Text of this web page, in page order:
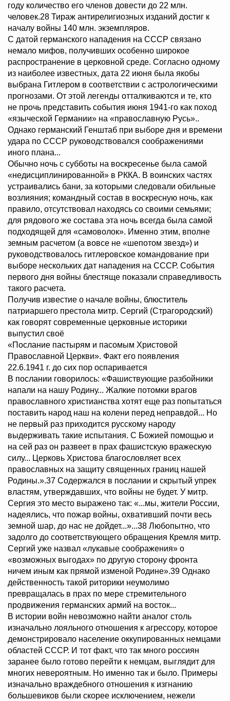
году количество его членов довести до 22 млн.
человек.28 Тираж антирелигиозных изданий достиг к
началу войны 140 млн. экземпляров.
С датой германского нападения на СССР связано
немало мифов, получивших особенно широкое
распространение в церковной среде. Согласно одному
из наиболее известных, дата 22 июня была якобы
выбрана Гитлером в соответствии с астрологическими
прогнозами. От этой легенды отталкиваются и те, кто
не прочь представить события июня 1941-го как поход
«языческой Германии» на «православную Русь»..
Однако германский Генштаб при выборе дня и времени
удара по СССР руководствовался соображениями
иного плана...
Обычно ночь с субботы на воскресенье была самой
«недисциплинированной» в РККА. В воинских частях
устраивались бани, за которыми следовали обильные
возлияния; командный состав в воскресную ночь, как
правило, отсутствовал находясь со своими семьями;
для рядового же состава эта ночь всегда была самой
подходящей для «самоволок». Именно этим, вполне
земным расчетом (а вовсе не «шепотом звезд») и
руководствовалось гитлеровское командование при
выборе нескольких дат нападения на СССР. События
первого дня войны блестяще показали справедливость
такого расчета.
Получив известие о начале войны, блюститель
патриаршего престола митр. Сергий (Страгородский)
как говорят современные церковные историки
выпустил своё
«Послание пастырям и пасомым Христовой
Православной Церкви». Факт его появления
22.6.1941 г. до сих пор оспаривается
В послании говорилось: «Фашиствующие разбойники
напали на нашу Родину... Жалкие потомки врагов
православного христианства хотят еще раз попытаться
поставить народ наш на колени перед неправдой... Но
не первый раз приходится русскому народу
выдерживать такие испытания. С Божией помощью и
на сей раз он развеет в прах фашистскую вражескую
силу... Церковь Христова благословляет всех
православных на защиту священных границ нашей
Родины.».37 Содержался в послании и скрытый упрек
властям, утверждавших, что войны не будет. У митр.
Сергия это место выражено так: «...мы, жители России,
надеялись, что пожар войны, охвативший почти весь
земной шар, до нас не дойдет...»...38 Любопытно, что
задолго до соответствующего обращения Кремля митр.
Сергий уже назвал «лукавые соображения» о
«возможных выгодах» по другую сторону фронта
ничем иным как прямой изменой Родине».39 Однако
действенность такой риторики неумолимо
превращалась в прах по мере стремительного
продвижения германских армий на восток...
В истории войн невозможно найти аналог столь
изначально лояльного отношения к агрессору, которое
демонстрировало население оккупированных немцами
областей СССР. И тот факт, что так много россиян
заранее было готово перейти к немцам, выглядит для
многих невероятным. Но именно так и было. Примеры
изначально враждебного отношения к изгнанию
большевиков были скорее исключением, нежели